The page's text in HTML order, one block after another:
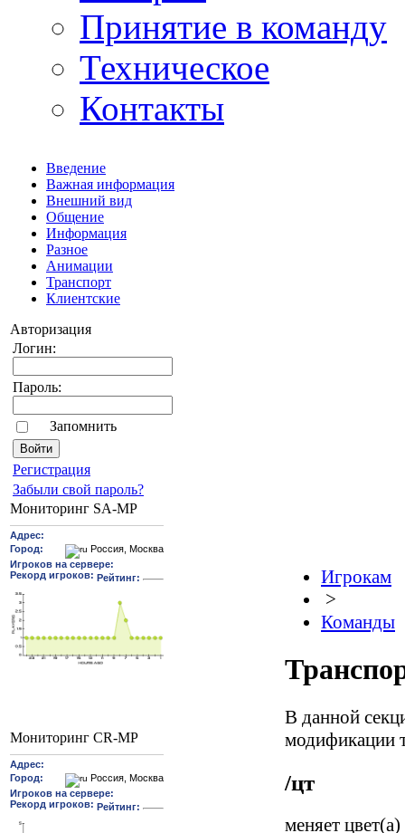
Принятие в команду
Техническое
Контакты
Введение
Важная информация
Внешний вид
Общение
Информация
Разное
Анимации
Транспорт
Клиентские
Авторизация
Логин:
Пароль:
Запомнить
Pегиcтрaция
Забыли свой пароль?
Мониторинг SA-MP
Мониторинг CR-MP
Игрокам
>
Команды
В данной
модификации
/цт
меняет